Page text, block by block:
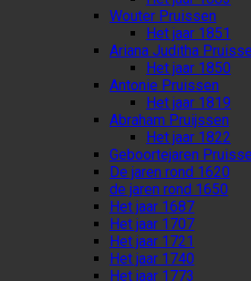
Wouter Pruissen
Het jaar 1851
Ariana Juditha
Het jaar 1850
Antonie Pruissen
Het jaar 1819
Abraham Pruijssen
Het jaar 1822
Geboortejaren
De jaren rond 1620
de jaren rond 1650
Het jaar 1687
Het jaar 1707
Het jaar 1721
Het jaar 1740
Het jaar 1773